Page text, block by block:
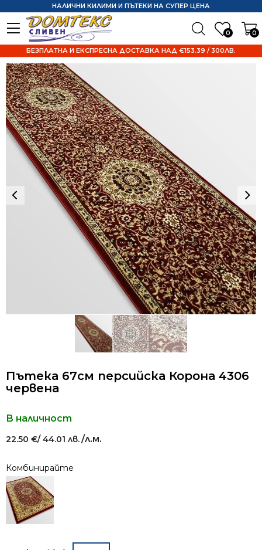
0 0
НАЛИЧНИ КИЛИМИ И ПЪТЕКИ НА СУПЕР ЦЕНА
БЕЗПЛАТНА И ЕКСПРЕСНА ДОСТАВКА НАД €153.39 / 300ЛВ.
Пътека 67см персийска Корона 4306
червена
В наличност
22.50 €/ 44.01 лв./л.м.
Комбинирайте